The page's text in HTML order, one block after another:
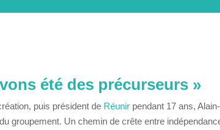
été des précurseurs »
puis président de Réunirpendant 17 ans,
du groupement. Un chemin de crête entre